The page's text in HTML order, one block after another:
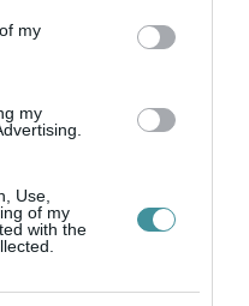
my
my
Use,
of my
with the
JELÖLI KÖZTÁRSASÁGI